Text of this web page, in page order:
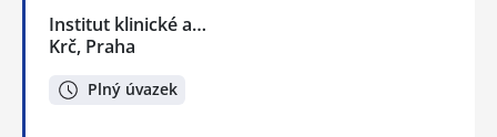
Institut klinické a…
Krč, Praha
Plný úvazek